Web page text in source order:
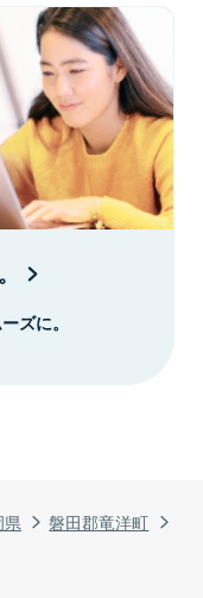
磐田郡竜洋町
ズに。